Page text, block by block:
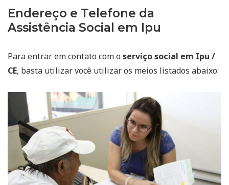
Endereço e Telefone da
Assistência Social em Ipu
Para entrar em contato com o serviço social em Ipu /
CE, basta utilizar você utilizar os meios listados abaixo: